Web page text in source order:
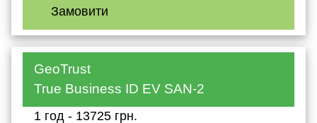
Замовити
GeoTrust
True Business ID EV SAN-2
1 год - 13725 грн.